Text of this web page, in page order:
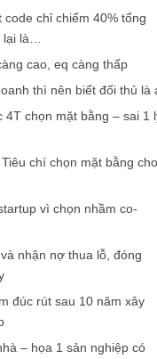
code chỉ chiếm 40% tổng
là…
cao, eq càng thấp
thì nên biết đối thủ là
4T chọn mặt bằng – sai 1
chí chọn mặt bằng cho
vì chọn nhầm co-
nhận nợ thua lỗ, đóng
đúc rút sau 10 năm xây
– họa 1 sản nghiệp có